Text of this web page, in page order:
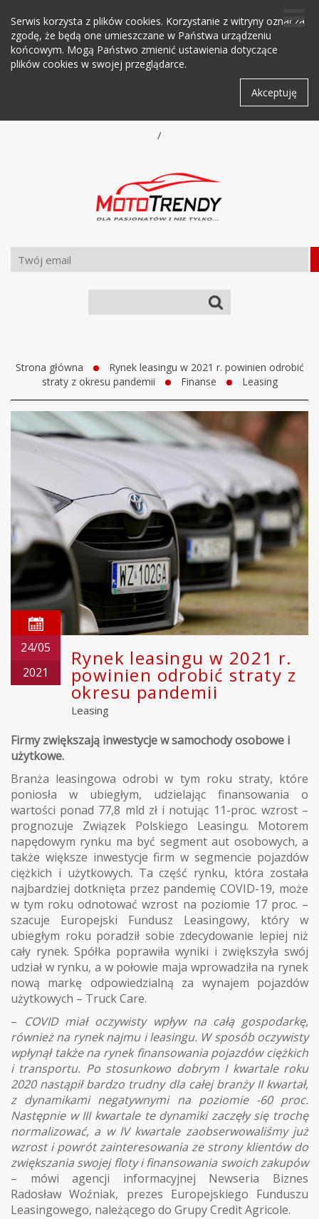
Serwis korzysta z plików cookies. Korzystanie z witryny oznacza
zgodę, że będą one umieszczane w Państwa urządzeniu
końcowym. Mogą Państwo zmienić ustawienia dotyczące
plików cookies w swojej przeglądarce.
Akceptuję
/
Strona główna
Rynek leasingu w 2021 r. powinien odrobić
straty z okresu pandemii
Finanse Leasing
24/05
2021
Rynek leasingu w 2021 r.
powinien odrobić straty z
okresu pandemii
Leasing
Firmy zwiększają inwestycje w samochody osobowe i
użytkowe.
Branża leasingowa odrobi w tym roku straty, które
poniosła w ubiegłym, udzielając finansowania o
wartości ponad 77,8 mld zł i notując 11-proc. wzrost –
prognozuje Związek Polskiego Leasingu. Motorem
napędowym rynku ma być segment aut osobowych, a
także większe inwestycje firm w segmencie pojazdów
ciężkich i użytkowych. Ta część rynku, która została
najbardziej dotknięta przez pandemię COVID-19, może
w tym roku odnotować wzrost na poziomie 17 proc. –
szacuje Europejski Fundusz Leasingowy, który w
ubiegłym roku poradził sobie zdecydowanie lepiej niż
cały rynek. Spółka poprawiła wyniki i zwiększyła swój
udział w rynku, a w połowie maja wprowadziła na rynek
nową markę odpowiedzialną za wynajem pojazdów
użytkowych – Truck Care.
– COVID miał oczywisty wpływ na całą gospodarkę,
również na rynek najmu i leasingu. W sposób oczywisty
wpłynął także na rynek finansowania pojazdów ciężkich
i transportu. Po stosunkowo dobrym I kwartale roku
2020 nastąpił bardzo trudny dla całej branży II kwartał,
z dynamikami negatywnymi na poziomie -60 proc.
Następnie w III kwartale te dynamiki zaczęły się trochę
normalizować, a w IV kwartale zaobserwowaliśmy już
wzrost i powrót zainteresowania ze strony klientów do
zwiększania swojej floty i finansowania swoich zakupów
– mówi agencji informacyjnej Newseria Biznes
Radosław Woźniak, prezes Europejskiego Funduszu
Leasingowego, należącego do Grupy Credit Agricole.